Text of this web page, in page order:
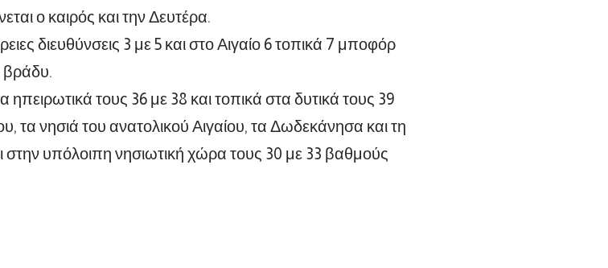
ο καιρός και την Δευτέρα.
διευθύνσεις 3 με 5 και στο Αιγαίο 6 τοπικά 7 μποφόρ
βράδυ.
τους 36 με 38 και τοπικά στα δυτικά τους 39
τα νησιά του ανατολικού Αιγαίου, τα Δωδεκάνησα και τη
στην υπόλοιπη νησιωτική χώρα τους 30 με 33 βαθμούς